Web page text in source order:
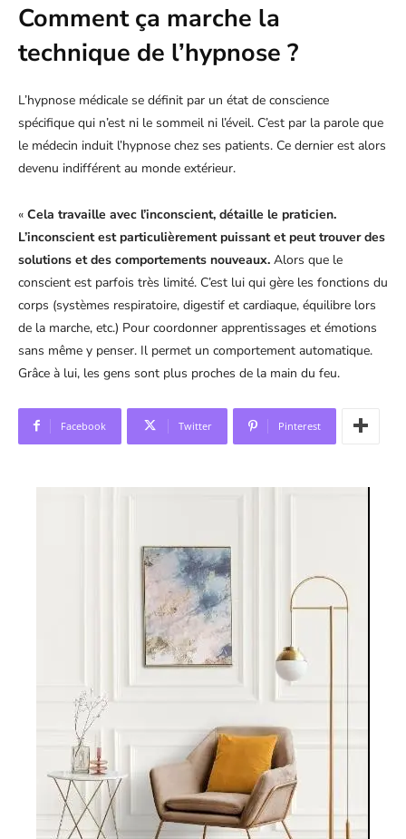
Comment ça marche la
technique de l’hypnose ?
L’hypnose médicale se définit par un état de conscience
spécifique qui n’est ni le sommeil ni l’éveil. C’est par la parole que
le médecin induit l’hypnose chez ses patients. Ce dernier est alors
devenu indifférent au monde extérieur.
« Cela travaille avec l’inconscient, détaille le praticien.
L’inconscient est particulièrement puissant et peut trouver des
solutions et des comportements nouveaux. Alors que le
conscient est parfois très limité. C’est lui qui gère les fonctions du
corps (systèmes respiratoire, digestif et cardiaque, équilibre lors
de la marche, etc.) Pour coordonner apprentissages et émotions
sans même y penser. Il permet un comportement automatique.
Grâce à lui, les gens sont plus proches de la main du feu.
Facebook Twitter Pinterest